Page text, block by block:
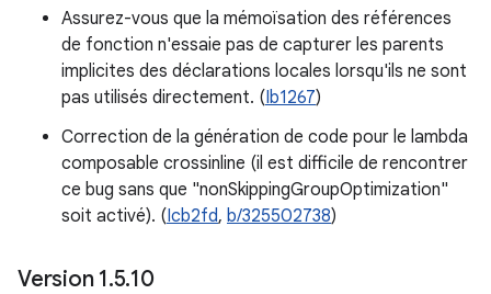
Assurez-vous que la mémoïsation des références
de fonction n'essaie pas de capturer les parents
implicites des déclarations locales lorsqu'ils ne sont
pas utilisés directement. (Ib1267)
Correction de la génération de code pour le lambda
composable crossinline (il est difficile de rencontrer
ce bug sans que "nonSkippingGroupOptimization"
soit activé). (Icb2fd, b/325502738)
Version 1.5.10